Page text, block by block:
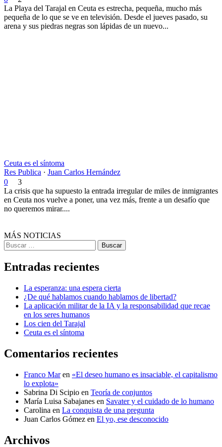
La Playa del Tarajal en Ceuta es estrecha, pequeña, mucho más
pequeña de lo que se ve en televisión. Desde el jueves pasado, su
arena y sus piedras negras son lápidas de un nuevo...
Ceuta es el síntoma
Res Publica · Juan Carlos Hernández
0
3
La crisis que ha supuesto la entrada irregular de miles de inmigrantes
en Ceuta nos vuelve a poner, una vez más, frente a un desafío que
no queremos mirar....
MÁS NOTICIAS
Buscar
Entradas recientes
La esperanza: una espera cierta
¿De qué hablamos cuando hablamos de libertad?
La aplicación militar de la IA y la responsabilidad que recae
en los seres humanos
Los cien del Tarajal
Ceuta es el síntoma
Comentarios recientes
Franco Maren «El deseo humano es insaciable, el capitalismo
lo explota»
Sabrina Di Scipio en Teoría de conjuntos
María Luisa Sabajanes en Savater y el cuidado de lo humano
Carolina en La conquista de una pregunta
Juan Carlos Gómez en El yo, ese desconocido
Archivos